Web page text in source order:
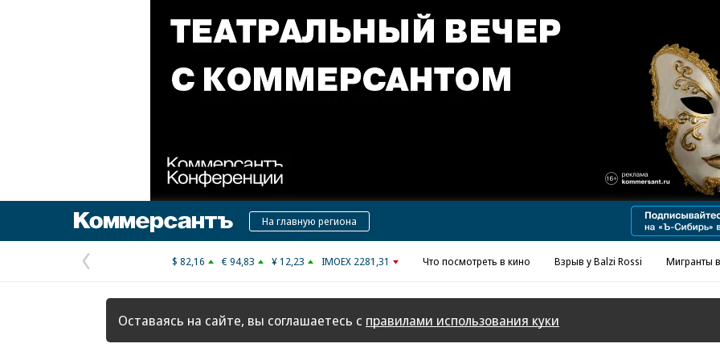
КоммерсантъНа главную региона
Предыдущая
страница
$ 82,16 € 94,83 ¥ 12,23 IMOEX 2281,31 Что посмотреть в кино Взрыв у Balzi Rossi Мигранты
Оставаясь на сайте, вы соглашаетесь с правилами использования куки